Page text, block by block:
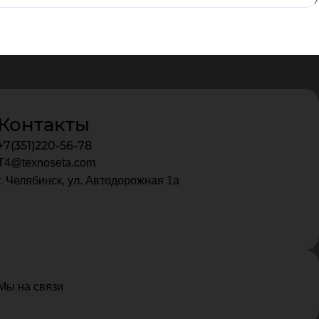
56-78
Челябинск, ул. Автодорожная 1а
на связи